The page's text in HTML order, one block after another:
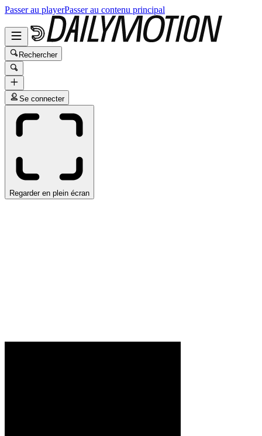
Passer au playerPasser au contenu principal
Rechercher
Se connecter
Regarder en plein écran